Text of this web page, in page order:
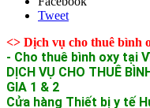
Tweet
<> Dịch vụ cho thuê bình
- Cho thuê bình oxy tại
DỊCH VỤ CHO THUÊ
GIA 1 & 2
Cửa hàng Thiết bị y tế